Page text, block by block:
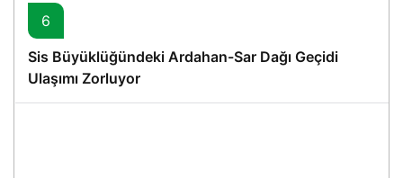
6
Sis Büyüklüğündeki Ardahan-Sar Dağı Geçidi
Ulaşımı Zorluyor